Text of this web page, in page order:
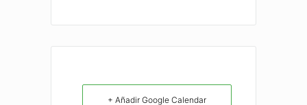
+ Añadir Google Calendar